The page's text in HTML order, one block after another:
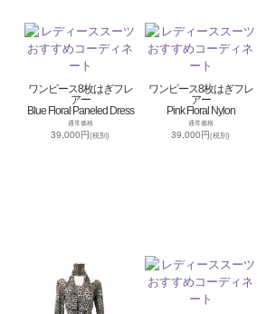
ワンピース8枚はぎフレ
アー
Blue Floral Paneled Dress
通常価格
39,000円(税別)
ワンピース8枚はぎフレ
アー
Pink Floral Nylon
通常価格
39,000円(税別)